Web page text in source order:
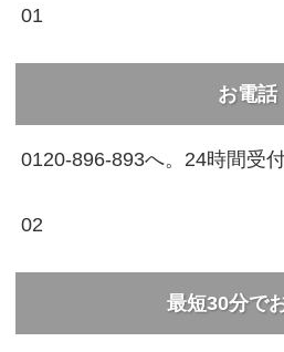
01
お電話
0120-896-893へ。24時間受付
02
最短30分で